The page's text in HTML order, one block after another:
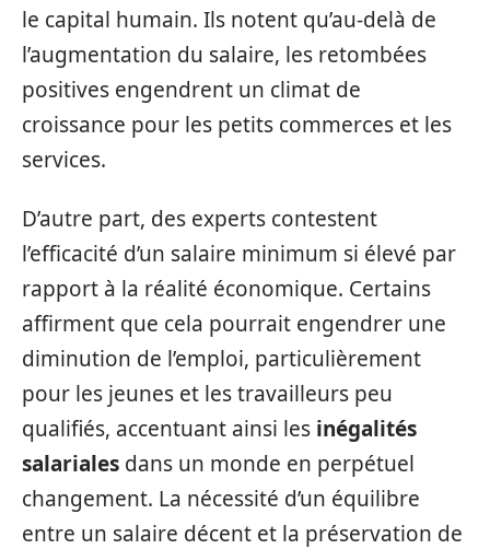
le capital humain. Ils notent qu’au-delà de
l’augmentation du salaire, les retombées
positives engendrent un climat de
croissance pour les petits commerces et les
services.
D’autre part, des experts contestent
l’efficacité d’un salaire minimum si élevé par
rapport à la réalité économique. Certains
affirment que cela pourrait engendrer une
diminution de l’emploi, particulièrement
pour les jeunes et les travailleurs peu
qualifiés, accentuant ainsi les inégalités
salariales dans un monde en perpétuel
changement. La nécessité d’un équilibre
entre un salaire décent et la préservation de